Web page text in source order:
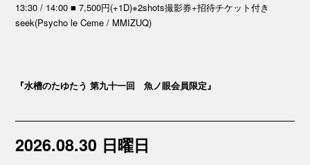
13:30 / 14:00 ■ 7,500円(+1D)※2shots撮影券+招待チケット付き
seek(Psycho le Ceme / MMIZUQ)
『水槽のたゆたう 第九十一回 魚ノ眼会員限定』
2026.08.30 日曜日